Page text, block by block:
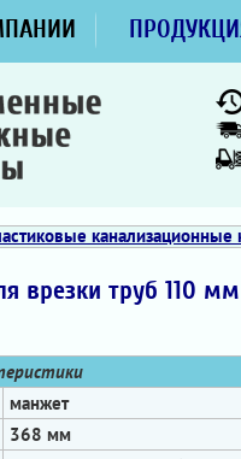
канализационные
врезки труб 110
манжет
368 мм